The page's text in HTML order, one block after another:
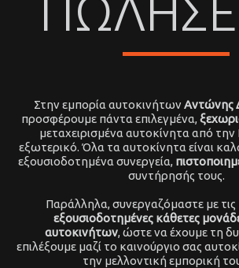
ΥΠΗΡΕΣΙΕΣ
Στην εμπορία αυτοκινήτωνΑντώνης
προσφέρουμε πάντα επιλεγμένα,
μεταχειρισμένα αυτοκίνητα από
εξωτερικό. Όλα τα αυτοκίνητα είναι
εξουσιοδοτημένα συνεργεία,
συντήρησής τους.
Παράλληλα, συνεργαζόμαστε με τις
εξουσιοδοτημένες κάθετες
αυτοκινήτων, ώστε να έχουμε τη
επιλέξουμε μαζί το καινούργιο σας
την μελλοντική εμπορική